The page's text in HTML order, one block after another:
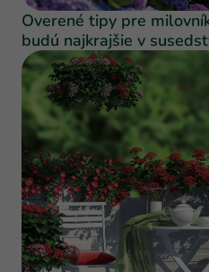
Overené tipy pre
budú najkrajšie v